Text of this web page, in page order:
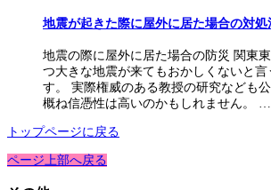
地震が起きた際に屋外に居た場合の対処
地震の際に屋外に居た場合の防災 関東
つ大きな地震が来てもおかしくないと言
す。 実際権威のある教授の研究なども
概ね信憑性は高いのかもしれません。 …
トップページに戻る
ページ上部へ戻る